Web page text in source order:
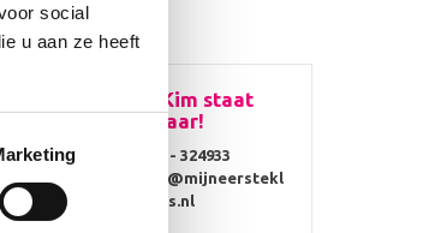
social
u aan ze heeft
Vragen? Kim staat
voor je klaar!
0314 - 324933
info@mijneerstekl
ompjes.nl